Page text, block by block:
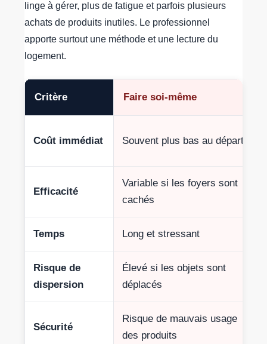
linge à gérer, plus de fatigue et parfois plusieurs
achats de produits inutiles. Le professionnel
apporte surtout une méthode et une lecture du
logement.
Critère Faire soi-même
Coût immédiat Souvent plus bas au départ
Efficacité
Variable si les foyers sont
cachés
Temps Long et stressant
Risque de
dispersion
Élevé si les objets sont
déplacés
Sécurité
Risque de mauvais usage
des produits